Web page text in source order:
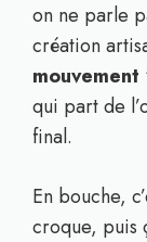
on ne parle
création
qui part de
final.
En bouche,
croque, puis